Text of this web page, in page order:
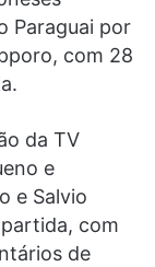
Paraguai por
com 28
da TV
e
e Salvio
com
de